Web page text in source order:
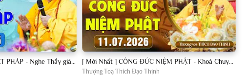
[11.07.2026] VẤN ĐÁP PHẬT PHÁP - Nghe Thầy giảng Pháp mỗi ngày CÔNG ĐỨC VÔ LƯỢNG│TT. Thích Đạo Thịnh [ Mới Nhất ] CÔNG ĐỨC NIỆM PHẬT - Khoá Chuyên Tu Chùa Khai Nguyên 11/07/2026 | TT. Thích Đạo Thịnh
Thượng Toạ Thích Đạo Thịnh